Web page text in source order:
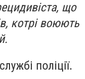
що
котрі воюють
поліції.